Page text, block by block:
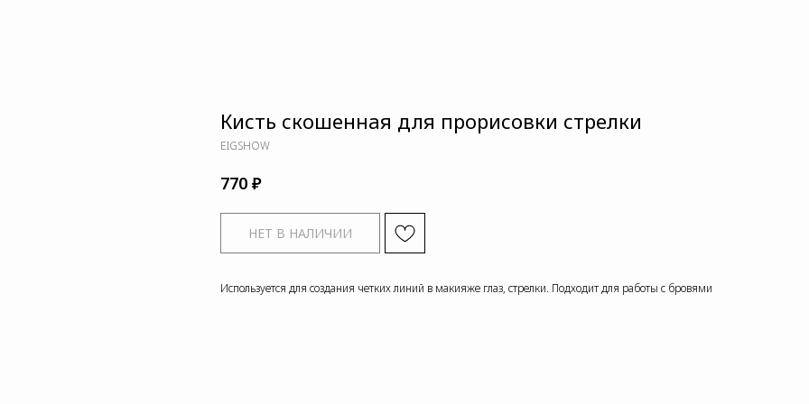
Кисть скошенная для прорисовки стрелки
EIGSHOW
770 ₽
НЕТ В НАЛИЧИИ
Используется для создания четких линий в макияже глаз, стрелки. Подходит для работы с бровями